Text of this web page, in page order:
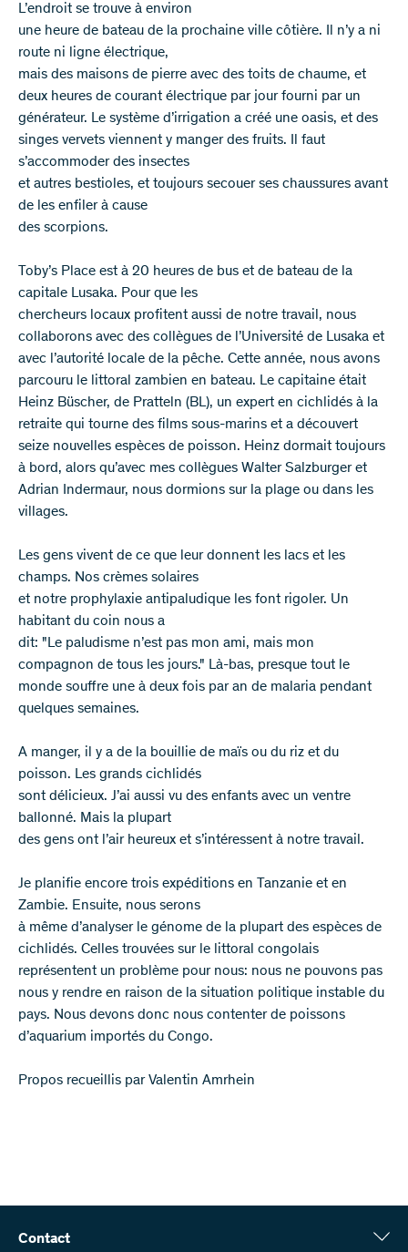
L’endroit se trouve à environ
une heure de bateau de la prochaine ville côtière. Il n’y a ni
route ni ligne électrique,
mais des maisons de pierre avec des toits de chaume, et
deux heures de courant électrique par jour fourni par un
générateur. Le système d’irrigation a créé une oasis, et des
singes vervets viennent y manger des fruits. Il faut
s’accommoder des insectes
et autres bestioles, et toujours secouer ses chaussures avant
de les enfiler à cause
des scorpions.
Toby’s Place est à 20 heures de bus et de bateau de la
capitale Lusaka. Pour que les
chercheurs locaux profitent aussi de notre travail, nous
collaborons avec des collègues de l’Université de Lusaka et
avec l’autorité locale de la pêche. Cette année, nous avons
parcouru le littoral zambien en bateau. Le capitaine était
Heinz Büscher, de Pratteln (BL), un expert en cichlidés à la
retraite qui tourne des films sous-marins et a découvert
seize nouvelles espèces de poisson. Heinz dormait toujours
à bord, alors qu’avec mes collègues Walter Salzburger et
Adrian Indermaur, nous dormions sur la plage ou dans les
villages.
Les gens vivent de ce que leur donnent les lacs et les
champs. Nos crèmes solaires
et notre prophylaxie antipaludique les font rigoler. Un
habitant du coin nous a
dit: "Le paludisme n’est pas mon ami, mais mon
compagnon de tous les jours." Là-bas, presque tout le
monde souffre une à deux fois par an de malaria pendant
quelques semaines.
A manger, il y a de la bouillie de maïs ou du riz et du
poisson. Les grands cichlidés
sont délicieux. J’ai aussi vu des enfants avec un ventre
ballonné. Mais la plupart
des gens ont l’air heureux et s’intéressent à notre travail.
Je planifie encore trois expéditions en Tanzanie et en
Zambie. Ensuite, nous serons
à même d’analyser le génome de la plupart des espèces de
cichlidés. Celles trouvées sur le littoral congolais
représentent un problème pour nous: nous ne pouvons pas
nous y rendre en raison de la situation politique instable du
pays. Nous devons donc nous contenter de poissons
d’aquarium importés du Congo.
Propos recueillis par Valentin Amrhein
Contact